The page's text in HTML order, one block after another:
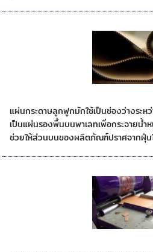
แผ่นกระดาษลูกฟูกมักใช้เป็นช่องว่างระห
เป็นแผ่นรองพื้นบนพาเลทเพื่อกระจายน้ำ
ช่วยให้ส่วนบนของผลิตภัณฑ์ปราศจากฝุ่นใ